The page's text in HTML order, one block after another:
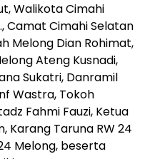
Walikota Cimahi
Camat Cimahi Selatan
Melong Dian Rohimat,
Ateng Kusnadi,
Sukatri, Danramil
Wastra, Tokoh
Fahmi Fauzi, Ketua
Karang Taruna RW 24
Melong, beserta